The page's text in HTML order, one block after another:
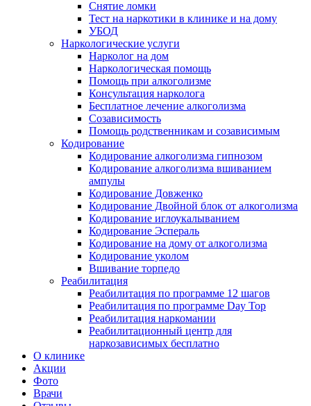
Снятие ломки
Тест на наркотики в клинике и на дому
УБОД
Наркологические услуги
Нарколог на дом
Наркологическая помощь
Помощь при алкоголизме
Консультация нарколога
Бесплатное лечение алкоголизма
Созависимость
Помощь родственникам и созависимым
Кодирование
Кодирование алкоголизма гипнозом
Кодирование алкоголизма вшиванием
ампулы
Кодирование Довженко
Кодирование Двойной блок от алкоголизма
Кодирование иглоукалыванием
Кодирование Эспераль
Кодирование на дому от алкоголизма
Кодирование уколом
Вшивание торпедо
Реабилитация
Реабилитация по программе 12 шагов
Реабилитация по программе Day Top
Реабилитация наркомании
Реабилитационный центр для
наркозависимых бесплатно
О клинике
Акции
Фото
Врачи